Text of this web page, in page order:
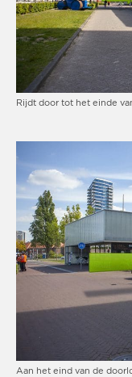
Rijdt door tot het einde
Aan het eind van de